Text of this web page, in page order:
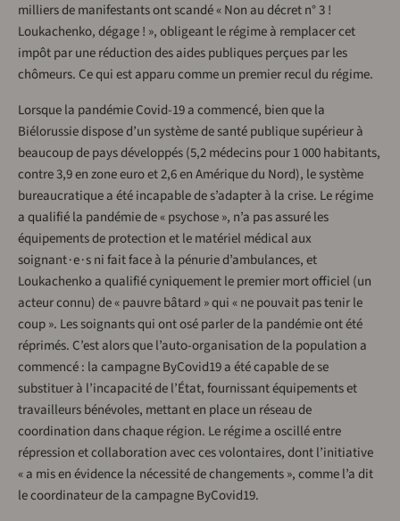
milliers de manifestants ont scandé « Non au décret n° 3 !
Loukachenko, dégage ! », obligeant le régime à remplacer cet
impôt par une réduction des aides publiques perçues par les
chômeurs. Ce qui est apparu comme un premier recul du régime.
Lorsque la pandémie Covid-19 a commencé, bien que la
Biélorussie dispose d’un système de santé publique supérieur à
beaucoup de pays développés (5,2 médecins pour 1 000 habitants,
contre 3,9 en zone euro et 2,6 en Amérique du Nord), le système
bureaucratique a été incapable de s’adapter à la crise. Le régime
a qualifié la pandémie de « psychose », n’a pas assuré les
équipements de protection et le matériel médical aux
soignant∙e∙s ni fait face à la pénurie d’ambulances, et
Loukachenko a qualifié cyniquement le premier mort officiel (un
acteur connu) de « pauvre bâtard » qui « ne pouvait pas tenir le
coup ». Les soignants qui ont osé parler de la pandémie ont été
réprimés. C’est alors que l’auto-organisation de la population a
commencé : la campagne ByCovid19 a été capable de se
substituer à l’incapacité de l’État, fournissant équipements et
travailleurs bénévoles, mettant en place un réseau de
coordination dans chaque région. Le régime a oscillé entre
répression et collaboration avec ces volontaires, dont l’initiative
« a mis en évidence la nécessité de changements », comme l’a dit
le coordinateur de la campagne ByCovid19.